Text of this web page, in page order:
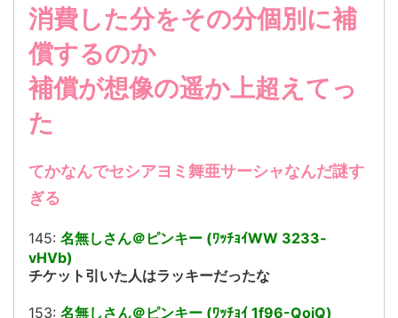
消費した分をその分個別に補
償するのか
補償が想像の遥か上超えてっ
た
てかなんでセシアヨミ舞亜サーシャなんだ謎す
ぎる
145: 名無しさん＠ピンキー (ﾜｯﾁｮｲWW 3233-
vHVb)
チケット引いた人はラッキーだったな
153: 名無しさん＠ピンキー (ﾜｯﾁｮｲ 1f96-QoiQ)